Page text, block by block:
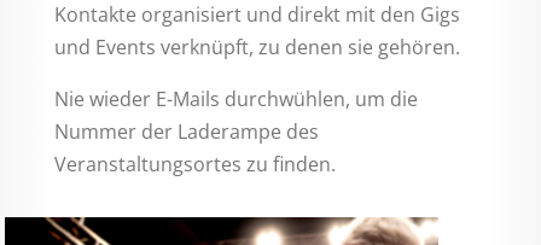
Kontakte organisiert und direkt mit den Gigs
und Events verknüpft, zu denen sie gehören.
Nie wieder E-Mails durchwühlen, um die
Nummer der Laderampe des
Veranstaltungsortes zu finden.